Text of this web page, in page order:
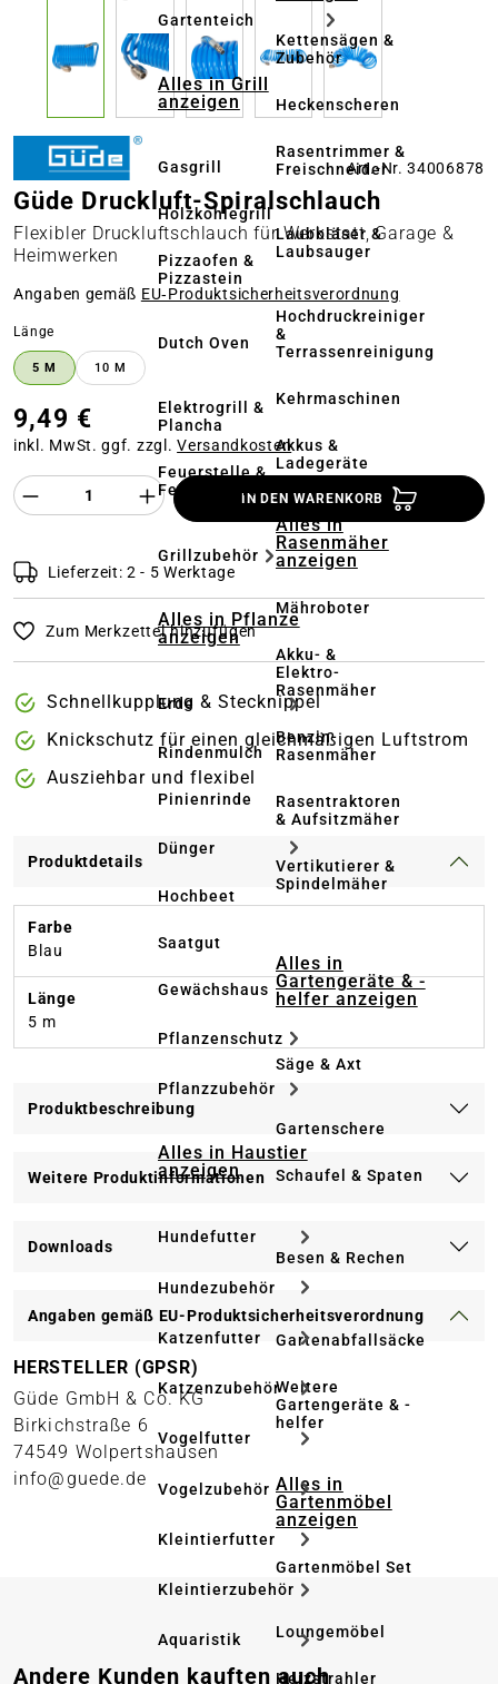
Gartenteich
Alles in Grill
anzeigen
Gasgrill
Holzkohlegrill
Pizzaofen &
Pizzastein
Dutch Oven
Elektrogrill &
Plancha
Feuerstelle &
Feuerschale
Grillzubehör
Alles in Pflanze
anzeigen
Erde
Rindenmulch
Pinienrinde
Dünger
Hochbeet
Saatgut
Gewächshaus
Pflanzenschutz
Pflanzzubehör
Alles in Haustier
anzeigen
Hundefutter
Hundezubehör
Katzenfutter
Katzenzubehör
Vogelfutter
Vogelzubehör
Kleintierfutter
Kleintierzubehör
Aquaristik
Kettensägen &
Zubehör
Heckenscheren
Rasentrimmer &
Freischneider
Laubbläser &
Laubsauger
Hochdruckreiniger
&
Terrassenreinigung
Kehrmaschinen
Akkus &
Ladegeräte
Alles in
Rasenmäher
anzeigen
Mähroboter
Akku- &
Elektro-
Rasenmäher
Benzin-
Rasenmäher
Rasentraktoren
& Aufsitzmäher
Vertikutierer &
Spindelmäher
Alles in
Gartengeräte & -
helfer anzeigen
Säge & Axt
Gartenschere
Schaufel & Spaten
Besen & Rechen
Gartenabfallsäcke
Weitere
Gartengeräte & -
helfer
Alles in
Gartenmöbel
anzeigen
Gartenmöbel Set
Loungemöbel
Heizstrahler
Art.-Nr. 34006878
Güde Druckluft-Spiralschlauch
Flexibler Druckluftschlauch für Werkstatt, Garage &
Heimwerken
Angaben gemäß EU‑Produktsicherheitsverordnung
Länge
5 M 10 M
9,49 €
inkl. MwSt. ggf. zzgl.Versandkosten
Produkt Anzahl des Produktes
IN DEN WARENKORB
Lieferzeit: 2 - 5 Werktage
Zum Merkzettel hinzufügen
Schnellkupplung & Stecknippel
Knickschutz für einen gleichmäßigen Luftstrom
Ausziehbar und flexibel
Produktdetails
Farbe
Blau
Länge
5 m
Produktbeschreibung
Weitere Produktinformationen
Downloads
Angaben gemäß EU-Produktsicherheitsverordnung
HERSTELLER (GPSR)
Güde GmbH & Co. KG
Birkichstraße 6
74549 Wolpertshausen
info@guede.de
Produktgalerie überspringen
Andere Kunden kauften auch